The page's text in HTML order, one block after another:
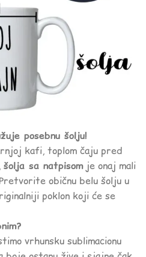
posebnu šolju!
kafi, toplom čaju pred
šolja sa natpisomje onaj mali
običnu belu šolju u
poklon koji će se
vrhunsku sublimacionu